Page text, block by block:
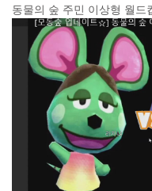
동물의 숲 주민 이상형 월드